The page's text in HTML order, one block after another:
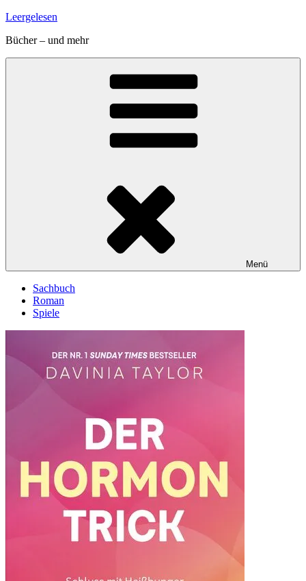
Zum
springen
Leergelesen
Bücher – und mehr
Menü
Sachbuch
Roman
Spiele